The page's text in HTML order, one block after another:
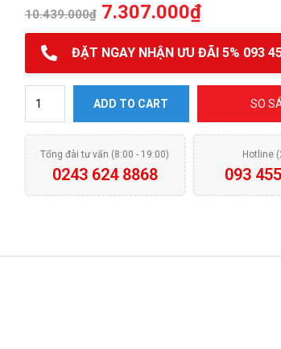
10.439.000₫ 7.307.000₫
ĐẶT NGAY NHẬN ƯU ĐÃI 5% 093
ADD TO CART SO
Tổng đài tư vấn (8:00 - 19:00)
0243 624 8868
Hotline
093